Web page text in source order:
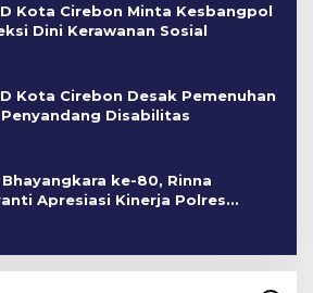
Kota Cirebon Minta Kesbangpol
Dini Kerawanan Sosial
Kota Cirebon Desak Pemenuhan
Penyandang Disabilitas
Bhayangkara ke-80, Rinna
Apresiasi Kinerja Polres